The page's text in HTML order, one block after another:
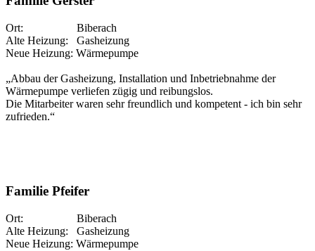
Ort: Biberach
Alte Heizung: Gasheizung
Neue Heizung: Wärmepumpe
„Abbau der Gasheizung, Installation und Inbetriebnahme der
Wärmepumpe verliefen zügig und reibungslos.
Die Mitarbeiter waren sehr freundlich und kompetent - ich bin sehr
zufrieden.“
Familie Pfeifer
Ort: Biberach
Alte Heizung: Gasheizung
Neue Heizung: Wärmepumpe